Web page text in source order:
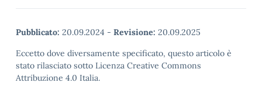
Pubblicato: 20.09.2024 - Revisione: 20.09.2025
Eccetto dove diversamente specificato, questo articolo è
stato rilasciato sotto Licenza Creative Commons
Attribuzione 4.0 Italia.